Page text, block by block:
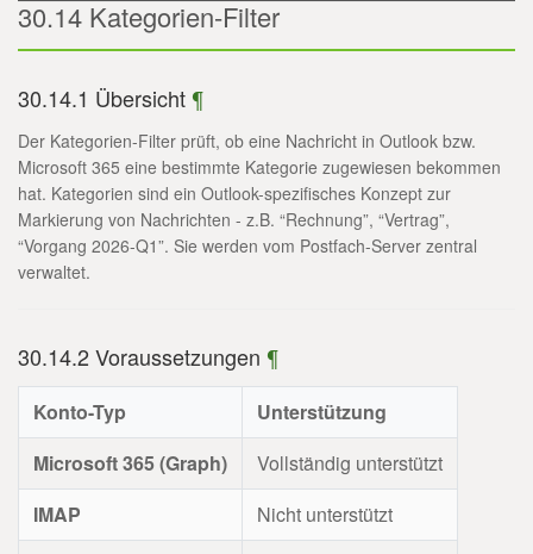
30.14 Kategorien-Filter
30.14.1 Übersicht ¶
Der Kategorien-Filter prüft, ob eine Nachricht in Outlook bzw.
Microsoft 365 eine bestimmte Kategorie zugewiesen bekommen
hat. Kategorien sind ein Outlook-spezifisches Konzept zur
Markierung von Nachrichten - z.B. “Rechnung”, “Vertrag”,
“Vorgang 2026-Q1”. Sie werden vom Postfach-Server zentral
verwaltet.
30.14.2 Voraussetzungen ¶
Konto-Typ
Unterstützung
Microsoft 365 (Graph)
Vollständig unterstützt
IMAP
Nicht unterstützt